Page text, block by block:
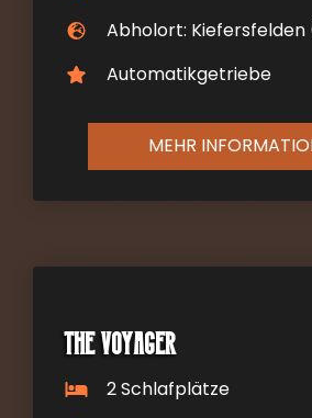
Abholort: Kiefersfelden
Automatikgetriebe
MEHR
The Voyager
2 Schlafplätze